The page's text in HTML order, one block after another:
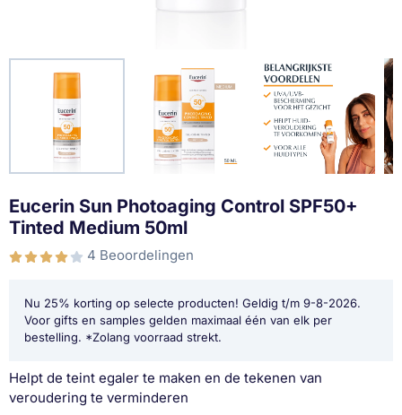
Eucerin Sun Photoaging Control SPF50+
Tinted Medium 50ml
4 Beoordelingen
Nu 25% korting op selecte producten! Geldig t/m 9-8-2026.
Voor gifts en samples gelden maximaal één van elk per
bestelling. *Zolang voorraad strekt.
Helpt de teint egaler te maken en de tekenen van
veroudering te verminderen